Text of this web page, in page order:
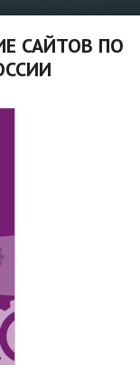
САЙТОВ ПО